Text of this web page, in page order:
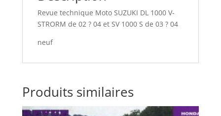
Revue technique Moto SUZUKI DL 1000 V-
STRORM de 02 ? 04 et SV 1000 S de 03 ? 04
neuf
Produits similaires